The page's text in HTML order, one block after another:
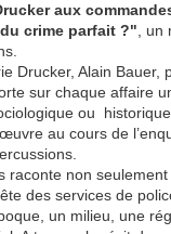
aux
crime parfait ?" ,
Drucker, Alain Bauer,
sur chaque affaire
ou
au cours de
raconte non seulement
des services de
un milieu, une